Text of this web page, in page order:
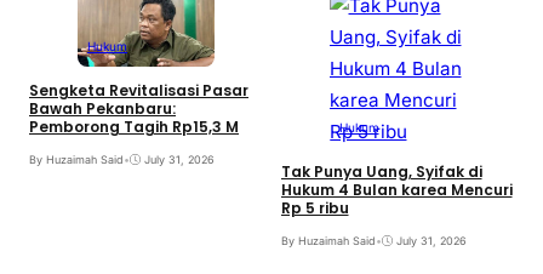
Hukum
Sengketa Revitalisasi Pasar
Bawah Pekanbaru:
Pemborong Tagih Rp15,3 M
By Huzaimah Said• July 31, 2026
Hukum
Tak Punya Uang, Syifak di
Hukum 4 Bulan karea Mencuri
Rp 5 ribu
By Huzaimah Said• July 31, 2026